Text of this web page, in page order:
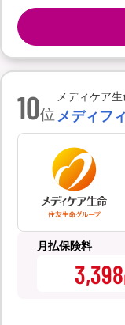
10位
メディケア生
メディフ
月払保険料
3,398